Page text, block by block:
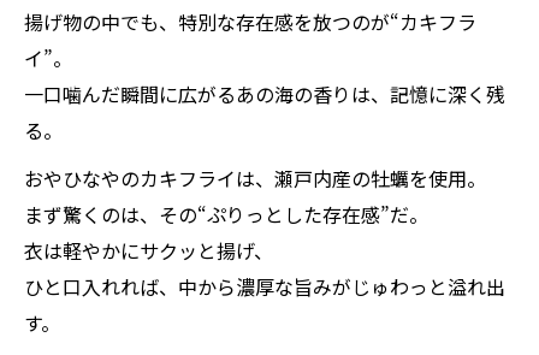
揚げ物の中でも、特別な存在感を放つのが“カキフラ
イ”。
一口噛んだ瞬間に広がるあの海の香りは、記憶に深く残
る。
おやひなやのカキフライは、瀬戸内産の牡蠣を使用。
まず驚くのは、その“ぷりっとした存在感”だ。
衣は軽やかにサクッと揚げ、
ひと口入れれば、中から濃厚な旨みがじゅわっと溢れ出
す。